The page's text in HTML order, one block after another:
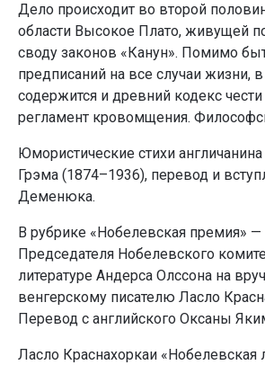
Дело происходит во второй
области Высокое Плато, живущей
своду законов «Канун». Помимо
предписаний на все случаи жизни,
содержится и древний кодекс
регламент кровомщения.
Юмористические стихи англичанина
Грэма (1874–1936), перевод и
Деменюка.
В рубрике «Нобелевская премия» —
Председателя Нобелевского
литературе Андерса Олссона на
венгерскому писателю Ласло
Перевод с английского Оксаны
Ласло Краснахоркаи «Нобелевская